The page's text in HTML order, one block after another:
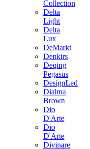
Collection
Delta
Light
Delta
Lux
DeMarkt
Denkirs
Deqing
Pegasus
DesignLed
Dialma
Brown
Dio
D'Arte
Dio
D'Arte
Divinare